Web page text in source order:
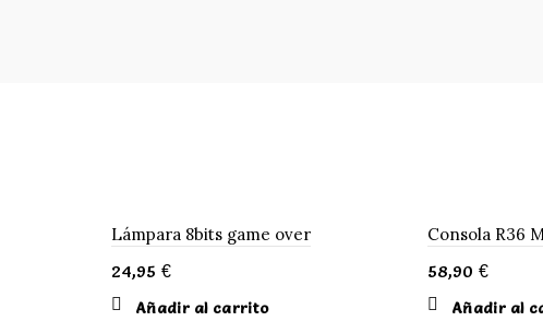
Lámpara 8bits game over
24,95 €
Añadir al carrito
Consola R36
58,90 €
Añadir al